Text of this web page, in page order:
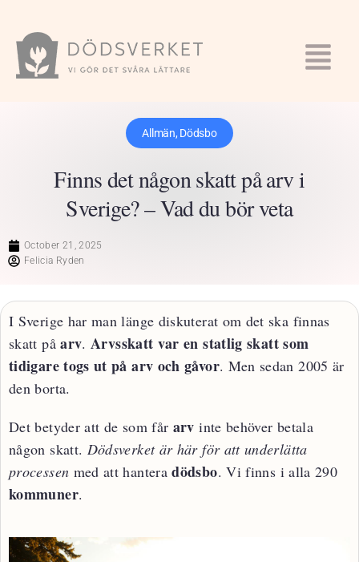
Allmän, Dödsbo
Finns det någon skatt på arv i
Sverige? – Vad du bör veta
October 21, 2025
Felicia Ryden
I Sverige har man länge diskuterat om det ska finnas
skatt påarv.Arvsskatt var en statlig skatt som
tidigare togs ut på arv och gåvor. Men sedan 2005 är
den borta.
Det betyder att de som får arv inte behöver betala
någon skatt. Dödsverket är här för att underlätta
processen med att hanteradödsbo. Vi finns i alla 290
kommuner.